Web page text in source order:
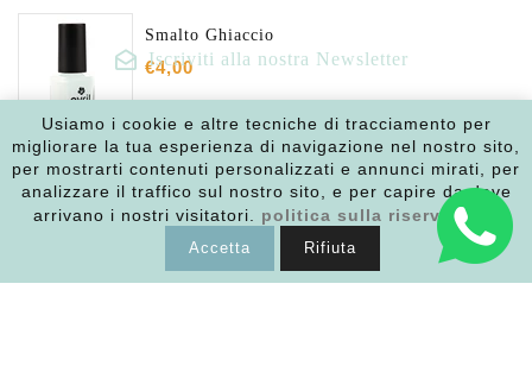
Smalto Ghiaccio
€4,00
AGGIUNGI AL CARRELLO
Iscriviti alla nostra Newsletter
Inserisci la tua email
FacebookInstagram
Link
Usiamo i cookie e altre tecniche di tracciamento per
migliorare la tua esperienza di navigazione nel nostro sito,
per mostrarti contenuti personalizzati e annunci mirati, per
analizzare il traffico sul nostro sito, e per capire da dove
arrivano i nostri visitatori.
politica sulla riservatezza
Accetta Rifiuta